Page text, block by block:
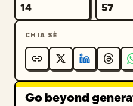
14 57
CHIA SẺ
Go beyond